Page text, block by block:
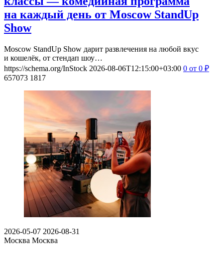
на каждый день от Moscow StandUp
Show
Moscow StandUp Show дарит развлечения на любой вкус
и кошелёк, от стендап шоу…
https://schema.org/InStock 2026-08-06T12:15:00+03:00 0 от 0 ₽
657073 1817
2026-05-07 2026-08-31
Москва Москва